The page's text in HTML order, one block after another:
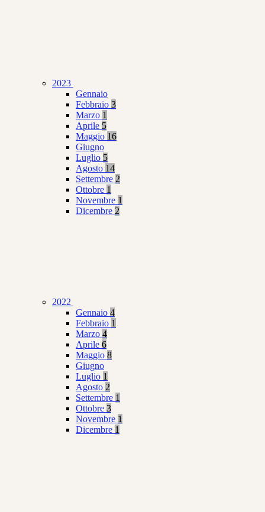
2023
Gennaio
Febbraio 3
Marzo 1
Aprile 5
Maggio 16
Giugno
Luglio 5
Agosto 14
Settembre 2
Ottobre 1
Novembre 1
Dicembre 2
2022
Gennaio 4
Febbraio 1
Marzo 4
Aprile 6
Maggio 8
Giugno
Luglio 1
Agosto 2
Settembre 1
Ottobre 3
Novembre 1
Dicembre 1